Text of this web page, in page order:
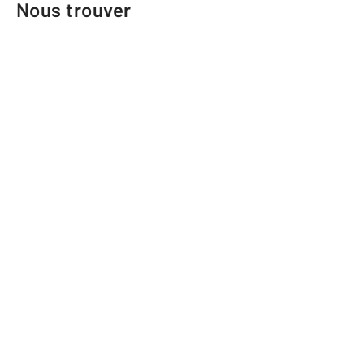
Nous trouver